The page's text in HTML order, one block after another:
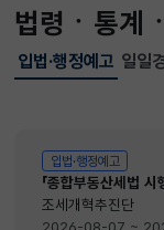
법령ㆍ통계
입법·행정예고
선택됨
입법·행정예고
입법·행정예고
「종합부동산세법
조세개혁추진단
일일